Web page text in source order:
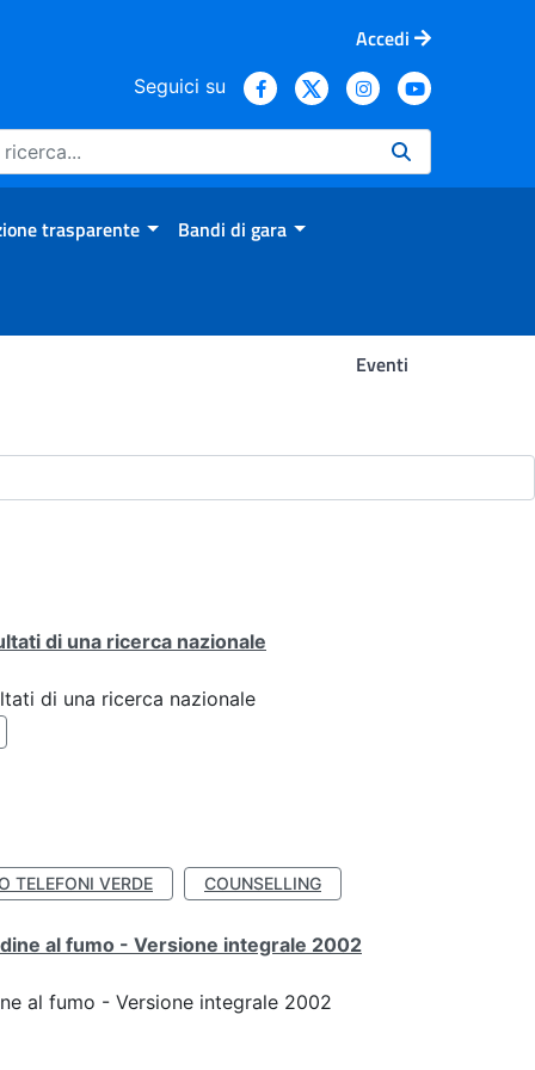
Accedi
Seguici su
trasparente Bandi di gara
Eventi
di una ricerca nazionale
di una ricerca nazionale
TELEFONI VERDE COUNSELLING
al fumo - Versione integrale 2002
al fumo - Versione integrale 2002